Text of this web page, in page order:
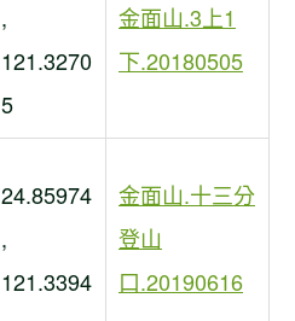
,
121.3270
5
金面山.3上1
下.20180505
24.85974
,
121.3394
金面山.十三分
登山
口.20190616